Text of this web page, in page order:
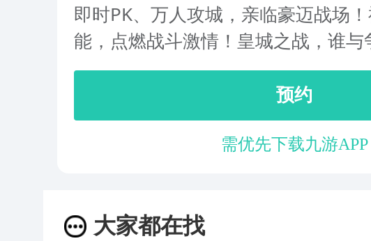
即时PK、万人攻城，亲临豪迈战场
能，点燃战斗激情！皇城之战，谁与
预约
需优先下载九游APP
大家都在找